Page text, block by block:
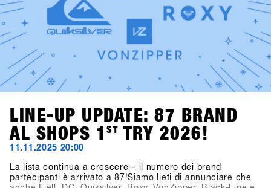
LINE-UP UPDATE: 87 BRAND
AL SHOPS 1
ST TRY 2026!
11.11.2025 20:00
La lista continua a crescere – il numero dei brand
partecipanti è arrivato a 87!Siamo lieti di annunciare che